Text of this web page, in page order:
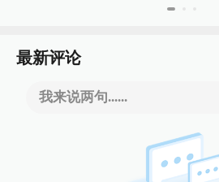
最新评论
我来说两句......